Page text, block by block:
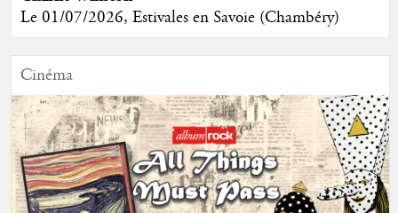
Le 01/07/2026, Estivales en Savoie (Chambéry)
Cinéma